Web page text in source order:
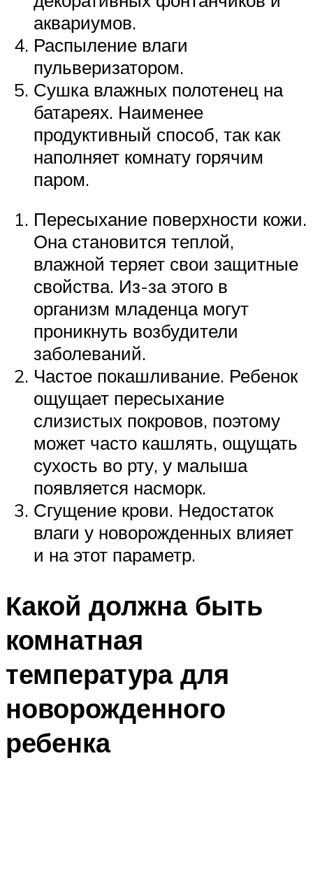
аквариумов.
Распыление влаги
пульверизатором.
Сушка влажных полотенец на
батареях. Наименее
продуктивный способ, так как
наполняет комнату горячим
паром.
Пересыхание поверхности кожи.
Она становится теплой,
влажной теряет свои защитные
свойства. Из-за этого в
организм младенца могут
проникнуть возбудители
заболеваний.
Частое покашливание. Ребенок
ощущает пересыхание
слизистых покровов, поэтому
может часто кашлять, ощущать
сухость во рту, у малыша
появляется насморк.
Сгущение крови. Недостаток
влаги у новорожденных влияет
и на этот параметр.
Какой должна быть
комнатная
температура для
новорожденного
ребенка